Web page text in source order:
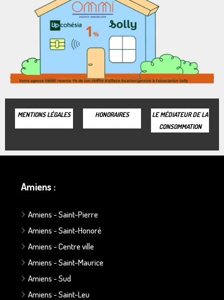
MENTIONS LÉGALES HONORAIRES
LE MÉDIATEUR DE LA
CONSOMMATION
Amiens :
Amiens - Saint-Pierre
Amiens - Saint-Honoré
Amiens - Centre ville
Amiens - Saint-Maurice
Amiens - Sud
Amiens - Saint-Leu